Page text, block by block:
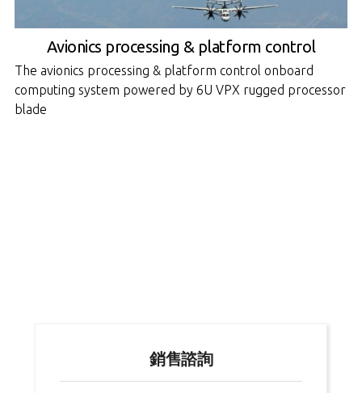
Avionics processing & platform control
The avionics processing & platform control onboard
computing system powered by 6U VPX rugged processor
blade
銷售諮詢